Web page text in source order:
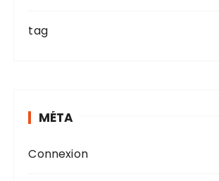
tag
MÉTA
Connexion